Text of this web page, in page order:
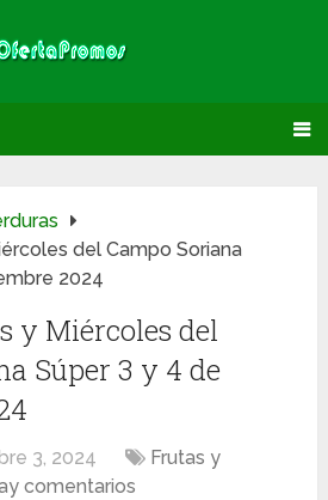
del Campo Soriana
2024
y Miércoles del
Súper 3 y 4 de
3, 2024
Frutas y
comentarios